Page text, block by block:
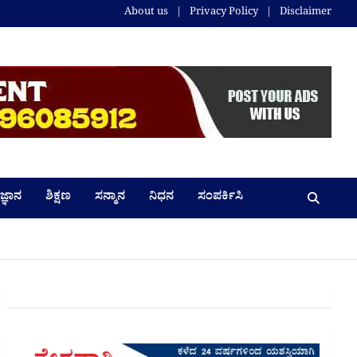
About us Privacy Policy Disclaimer
ಶಿಕ್ಷಣ ಸನ್ಮಾನ ನಿಧನ ಸಂಪರ್ಕಿಸಿ